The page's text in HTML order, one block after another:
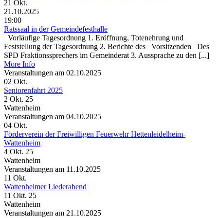
21 Okt.
21.10.2025
19:00
Ratssaal in der Gemeindefesthalle
Vorläufige Tagesordnung 1. Eröffnung, Totenehrung und
Feststellung der Tagesordnung 2. Berichte des Vorsitzenden Des
SPD Fraktionssprechers im Gemeinderat 3. Aussprache zu den [...]
More Info
Veranstaltungen am 02.10.2025
02 Okt.
Seniorenfahrt 2025
2 Okt. 25
Wattenheim
Veranstaltungen am 04.10.2025
04 Okt.
Förderverein der Freiwilligen Feuerwehr Hettenleidelheim-
Wattenheim
4 Okt. 25
Wattenheim
Veranstaltungen am 11.10.2025
11 Okt.
Wattenheimer Liederabend
11 Okt. 25
Wattenheim
Veranstaltungen am 21.10.2025